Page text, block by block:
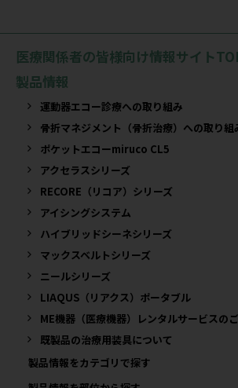
医療関係者の皆様向け情報サイト
製品情報
運動器エコー診療への取り組み
骨折マネジメント（骨折治療）への取り組
ポケットエコーmiruco CL5
アクセラスシリーズ
RECORE（リコア）シリーズ
アイシングシステム
ハイブリッドシーネシリーズ
マックスベルトシリーズ
ニールシリーズ
LIAQUS（リアクス）ポータブル
ME機器（医療機器）レンタルサービスの
既製品の治療用装具について​
製品情報をカテゴリで探す